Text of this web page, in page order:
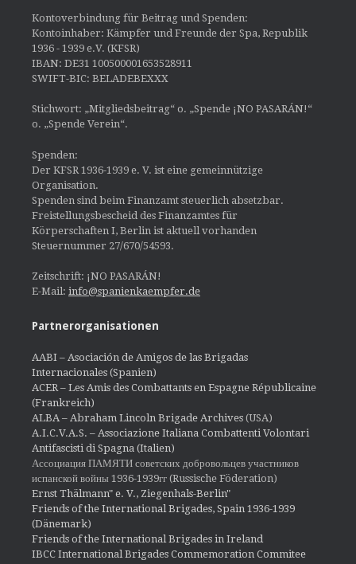
Kontoverbindung für Beitrag und Spenden:
Kontoinhaber: Kämpfer und Freunde der Spa, Republik
1936 - 1939 e.V. (KFSR)
IBAN: DE31 100500001653528911
SWIFT-BIC: BELADEBEXXX
Stichwort: „Mitgliedsbeitrag“ o. „Spende ¡NO PASARÁN!“
o. „Spende Verein“.
Spenden:
Der KFSR 1936-1939 e. V. ist eine gemeinnützige
Organisation.
Spenden sind beim Finanzamt steuerlich absetzbar.
Freistellungsbescheid des Finanzamtes für
Körperschaften I, Berlin ist aktuell vorhanden
Steuernummer 27/670/54593.
Zeitschrift: ¡NO PASARÁN!
E-Mail: info@spanienkaempfer.de
Partnerorganisationen
AABI – Asociación de Amigos de las Brigadas
Internacionales (Spanien)
ACER – Les Amis des Combattants en Espagne Républicaine
(Frankreich)
ALBA – Abraham Lincoln Brigade Archives (USA)
A.I.C.V.A.S. – Associazione Italiana Combattenti Volontari
Antifascisti di Spagna (Italien)
Ассоциация ПАМЯТИ советских добровольцев участников
испанской войны 1936-1939гг (Russische Föderation)
Ernst Thälmann" e. V., Ziegenhals-Berlin"
Friends of the International Brigades, Spain 1936-1939
(Dänemark)
Friends of the International Brigades in Ireland
IBCC International Brigades Commemoration Commitee